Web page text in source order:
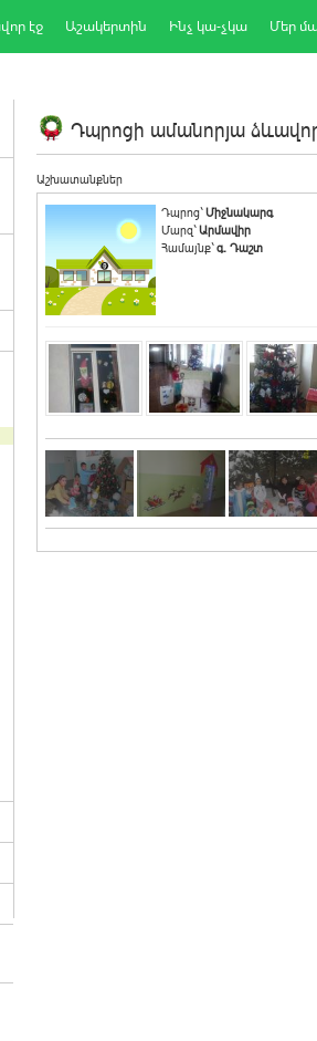
էջ Աշակերտին Ինչ կա-չկա Մեր
Դպրոցի ամանորյա
Աշխատանքներ
Դպրոց`Միջնակարգ
Մարզ`Արմավիր
Համայնք`գ. Դաշտ